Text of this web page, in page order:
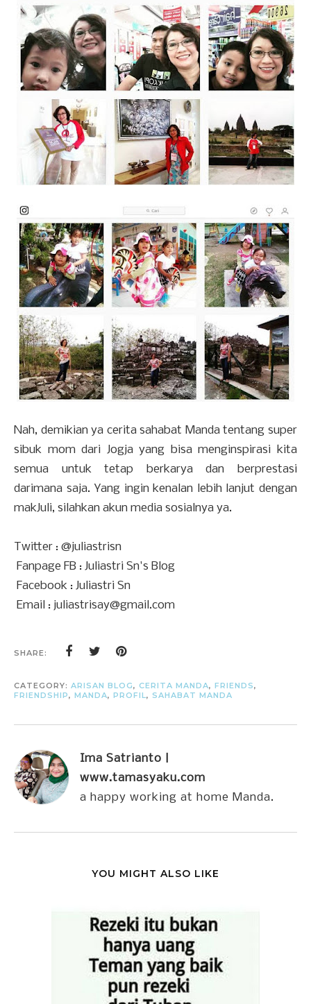
Nah, demikian ya cerita sahabat Manda tentang super
sibuk mom dari Jogja yang bisa menginspirasi kita
semua untuk tetap berkarya dan berprestasi
darimana saja. Yang ingin kenalan lebih lanjut dengan
makJuli, silahkan akun media sosialnya ya.
Twitter : @juliastrisn
Fanpage FB : Juliastri Sn's Blog
Facebook : Juliastri Sn
Email : juliastrisay@gmail.com
SHARE:
CATEGORY: ARISAN BLOG, CERITA MANDA, FRIENDS,
FRIENDSHIP, MANDA, PROFIL, SAHABAT MANDA
Ima Satrianto |
www.tamasyaku.com
a happy working at home Manda.
YOU MIGHT ALSO LIKE